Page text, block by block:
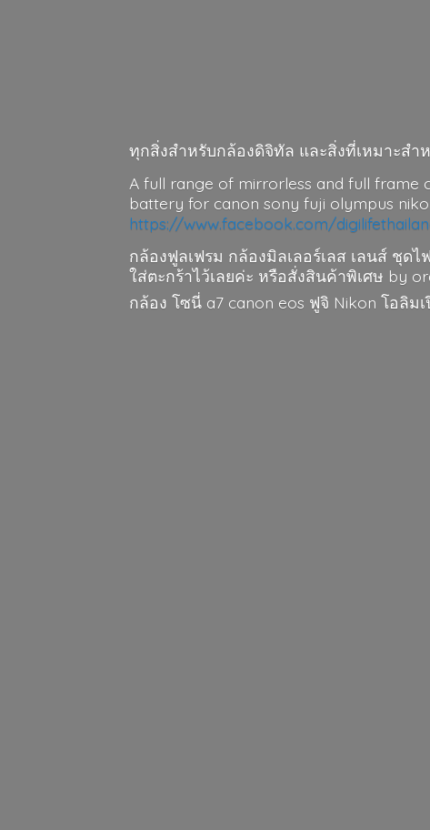
ทุกสิ่งสำหรับกล้องดิจิทัล และสิ่งที่เหมาะส
A full range of mirrorless and full frame
battery for canon sony fuji olympus
https://www.facebook.com/
กล้องฟูลเฟรม กล้องมิลเลอร์เลส เลนส์ ชุ
ใส่ตะกร้าไว้เลยค่ะ หรือสั่งสินค้าพิเศษ by
กล้อง โซนี่ a7 canon eos ฟูจิ Nikon โอลิม